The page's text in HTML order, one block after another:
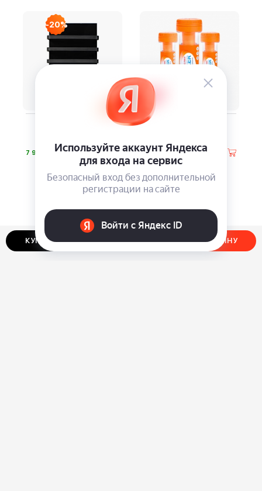
КУПИТЬ В ОДИН КЛИК ДОБАВИТЬ В КОРЗИНУ
-20%
7 990 1 070 ⃏